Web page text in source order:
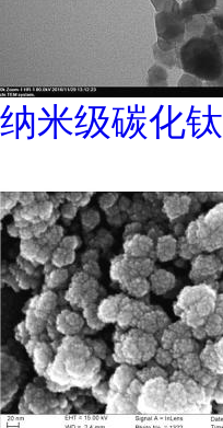
纳米级碳化钛